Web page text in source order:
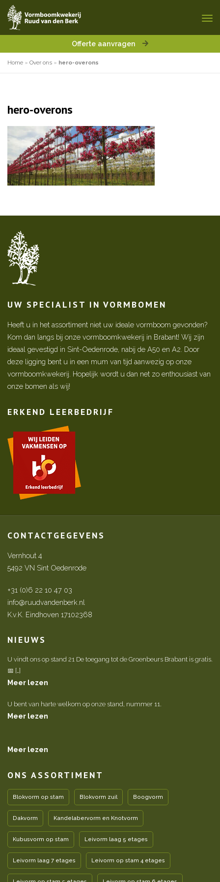
Offerte aanvragen
Home » Over ons » hero-overons
hero-overons
UW SPECIALIST IN VORMBOMEN
Heeft u in het assortiment niet uw ideale vormboom gevonden?
Kom dan langs bij onze vormboomkwekerij in Brabant! Wij zijn
ideaal gevestigd in Sint-Oedenrode, nabij de A50 en A2. Door
deze ligging bent u in een mum van tijd aanwezig op onze
vormboomkwekerij. Hopelijk wordt u dan net zo enthousiast van
onze bomen als wij!
ERKEND LEERBEDRIJF
CONTACTGEGEVENS
Vernhout 4
5492 VN Sint Oedenrode
+31 (0)6 22 10 47 03
info@ruudvandenberk.nl
K.v.K. Eindhoven 17102368
NIEUWS
U vindt ons op stand 21 De toegang tot de Groenbeurs Brabant is gratis.
📅 […]
Meer lezen
U bent van harte welkom op onze stand, nummer 11.
Meer lezen
Meer lezen
ONS ASSORTIMENT
Blokvorm op stam Blokvorm zuil Boogvorm
Dakvorm Kandelabervorm en Knotvorm
Kubusvorm op stam Leivorm laag 5 etages
Leivorm laag 7 etages Leivorm op stam 4 etages